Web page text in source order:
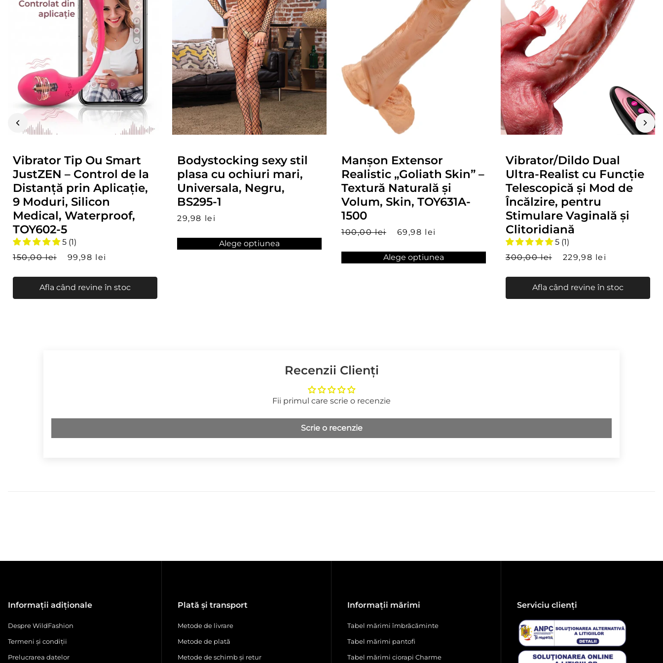
Vibrator Tip Ou Smart
JustZEN – Control de la
Distanță prin Aplicație,
9 Moduri, Silicon
Medical, Waterproof,
TOY602-5
5 (1)
150,00 lei
99,98 lei
Afla când revine în stoc
Bodystocking sexy stil
plasa cu ochiuri mari,
Universala, Negru,
BS295-1
29,98 lei
Alege optiunea
Manșon Extensor
Realistic „Goliath Skin” –
Textură Naturală și
Volum, Skin, TOY631A-
1500
100,00 lei 69,98 lei
Alege optiunea
Vibrator/Dildo Dual
Ultra-Realist cu Funcție
Telescopică și Mod de
Încălzire, pentru
Stimulare Vaginală și
Clitoridiană
5 (1)
300,00 lei
229,98 lei
Afla când revine în stoc
Recenzii Clienți
Fii primul care scrie o recenzie
Scrie o recenzie
Informații adiționale
Despre WildFashion
Termeni și condiții
Prelucrarea datelor
Plată și transport
Metode de livrare
Metode de plată
Metode de schimb și retur
Informații mărimi
Tabel mărimi îmbrăcăminte
Tabel mărimi pantofi
Tabel mărimi ciorapi Charme
Serviciu clienți